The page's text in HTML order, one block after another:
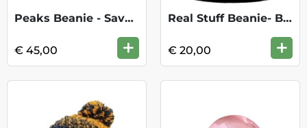
Peaks Beanie - Savannah White
€ 45,00 +
Real Stuff Beanie- Black
€ 20,00 +